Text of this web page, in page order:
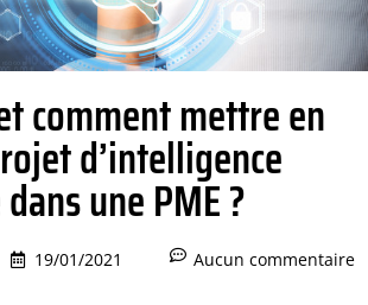
comment mettre en
d’intelligence
une PME ?
19/01/2021 Aucun commentaire